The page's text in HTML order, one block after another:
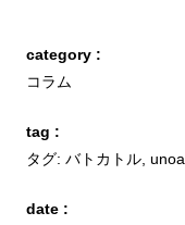
category :
コラム
tag :
タグ: バトカトル, unoa
date :